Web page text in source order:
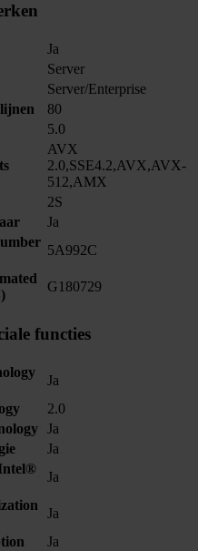
Ja
Server
Server/Enterprise
80
5.0
AVX
2.0,SSE4.2,AVX,AVX-
512,AMX
2S
Ja
5A992C
G180729
functies
Ja
2.0
Ja
Ja
Ja
Ja
Ja